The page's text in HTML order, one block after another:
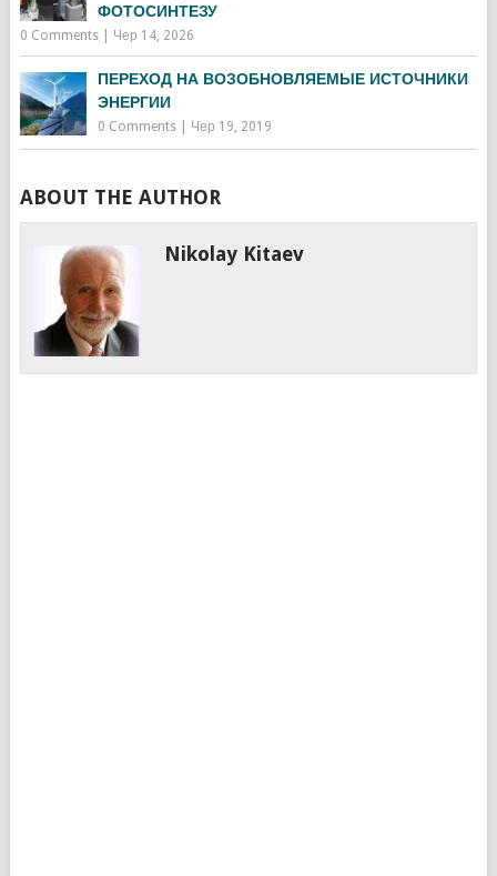
ФОТОСИНТЕЗУ
0 Comments| Чер 14, 2026
ПЕРЕХОД НА ВОЗОБНОВЛЯЕМЫЕ ИСТОЧНИКИ
ЭНЕРГИИ
0 Comments| Чер 19, 2019
ABOUT THE AUTHOR
Nikolay Kitaev